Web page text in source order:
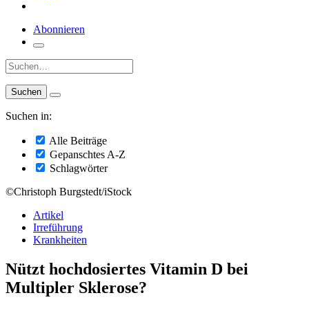
Abonnieren
Suche:
Suchen in:
Alle Beiträge
Gepanschtes A-Z
Schlagwörter
©Christoph Burgstedt/iStock
Artikel
Irreführung
Krankheiten
Nützt hochdosiertes Vitamin D bei
Multipler Sklerose?